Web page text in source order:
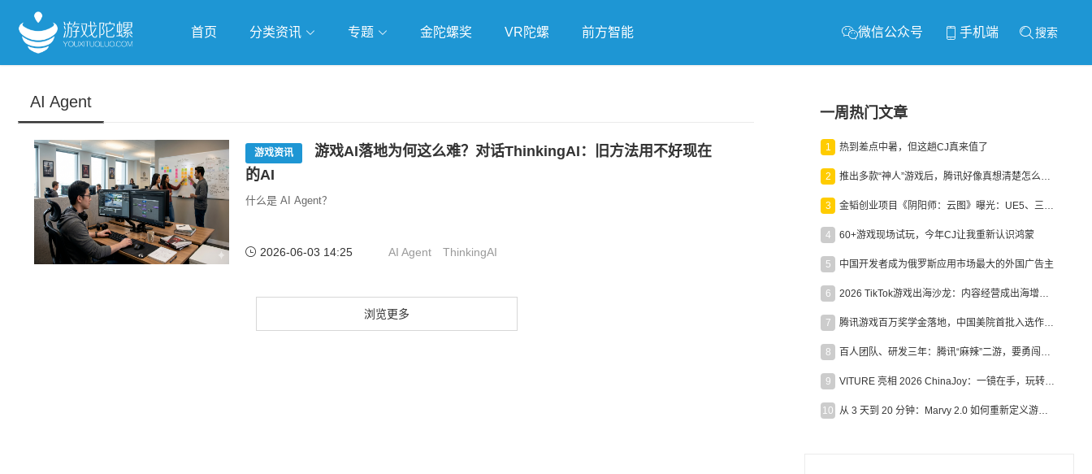
首页 分类资讯 专题 金陀螺奖 VR陀螺 前方智能 微信公众号 手机端 搜索
AI Agent
游戏资讯
游戏AI落地为何这么难？对话ThinkingAI：旧方法用不好现在
的AI
什么是 AI Agent？
2026-06-03 14:25 AI Agent ThinkingAI
浏览更多
一周热门文章
1 热到差点中暑，但这趟CJ真来值了
2 推出多款“神人”游戏后，腾讯好像真想清楚怎么做二次元了
3 金韬创业项目《阴阳师：云图》曝光：UE5、三端互通、ARPG
4 60+游戏现场试玩，今年CJ让我重新认识鸿蒙
5 中国开发者成为俄罗斯应用市场最大的外国广告主
6 2026 TikTok游戏出海沙龙：内容经营成出海增长新引擎
7 腾讯游戏百万奖学金落地，中国美院首批入选作品获业内关注
8 百人团队、研发三年：腾讯“麻辣”二游，要勇闯男性恋爱市场
9 VITURE 亮相 2026 ChinaJoy：一镜在手，玩转全场！
10 从 3 天到 20 分钟：Marvy 2.0 如何重新定义游戏出海营销效率？